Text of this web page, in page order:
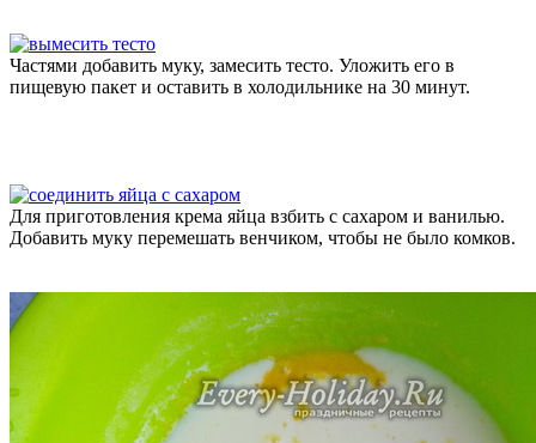
Частями добавить муку, замесить тесто. Уложить его в
пищевую пакет и оставить в холодильнике на 30 минут.
Для приготовления крема яйца взбить с сахаром и ванилью.
Добавить муку перемешать венчиком, чтобы не было комков.